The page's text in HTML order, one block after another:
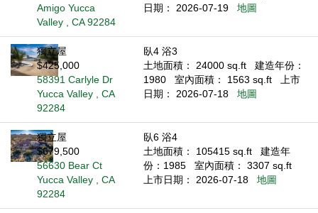
Amigo Yucca
Valley , CA 92284
日期： 2026-07-19
地圖
獨立屋
$425,000
58391 Carlyle Dr
Yucca Valley , CA
92284
臥4 浴3
土地面積： 24000 sq.ft
建造年份：
1980
室內面積： 1563 sq.ft
上市
日期： 2026-07-18
地圖
獨立屋
$679,500
56630 Bear Ct
Yucca Valley , CA
92284
臥6 浴4
土地面積： 105415 sq.ft
建造年
份：1985
室內面積： 3307 sq.ft
上市日期： 2026-07-18
地圖